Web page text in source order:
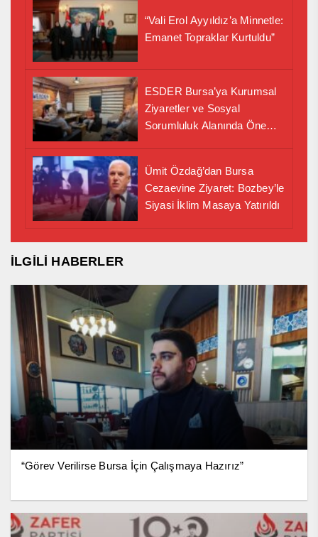
“Vali Erol Ayyıldız’a Minnetle:
Emanet Topraklar Kurtuldu”
ESDER Bursa’ya Kurumsal
Ziyaretler ve Sosyal
Sorumluluk Alanında Önemli
Ümit Özdağ’dan Bursa
Cezaevine Ziyaret: Bozbey’le
Siyasi İklim Masaya Yatırıldı
İLGİLİ HABERLER
“Görev Verilirse Bursa İçin Çalışmaya Hazırız”